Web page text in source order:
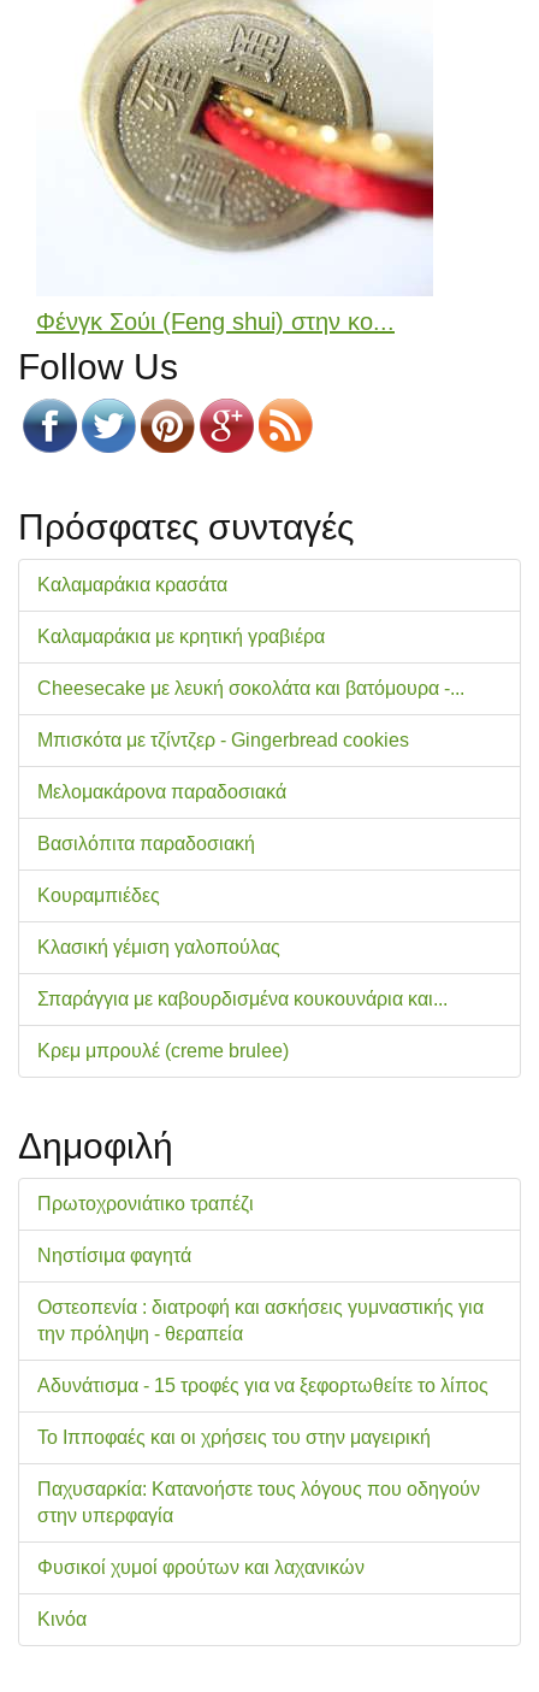
Φένγκ Σούι (Feng shui) στην κο...
Follow Us
Πρόσφατες συνταγές
Καλαμαράκια κρασάτα
Καλαμαράκια με κρητική γραβιέρα
Cheesecake με λευκή σοκολάτα και βατόμουρα -...
Μπισκότα με τζίντζερ - Gingerbread cookies
Μελομακάρονα παραδοσιακά
Βασιλόπιτα παραδοσιακή
Κουραμπιέδες
Κλασική γέμιση γαλοπούλας
Σπαράγγια με καβουρδισμένα κουκουνάρια και...
Κρεμ μπρουλέ (creme brulee)
Δημοφιλή
Πρωτοχρονιάτικο τραπέζι
Νηστίσιμα φαγητά
Οστεοπενία : διατροφή και ασκήσεις γυμναστικής για
την πρόληψη - θεραπεία
Αδυνάτισμα - 15 τροφές για να ξεφορτωθείτε το λίπος
Το Ιπποφαές και οι χρήσεις του στην μαγειρική
Παχυσαρκία: Κατανοήστε τους λόγους που οδηγούν
στην υπερφαγία
Φυσικοί χυμοί φρούτων και λαχανικών
Κινόα